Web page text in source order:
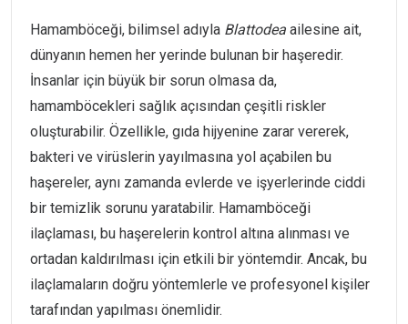
Hamamböceği, bilimsel adıyla Blattodea ailesine ait,
dünyanın hemen her yerinde bulunan bir haşeredir.
İnsanlar için büyük bir sorun olmasa da,
hamamböcekleri sağlık açısından çeşitli riskler
oluşturabilir. Özellikle, gıda hijyenine zarar vererek,
bakteri ve virüslerin yayılmasına yol açabilen bu
haşereler, aynı zamanda evlerde ve işyerlerinde ciddi
bir temizlik sorunu yaratabilir. Hamamböceği
ilaçlaması, bu haşerelerin kontrol altına alınması ve
ortadan kaldırılması için etkili bir yöntemdir. Ancak, bu
ilaçlamaların doğru yöntemlerle ve profesyonel kişiler
tarafından yapılması önemlidir.